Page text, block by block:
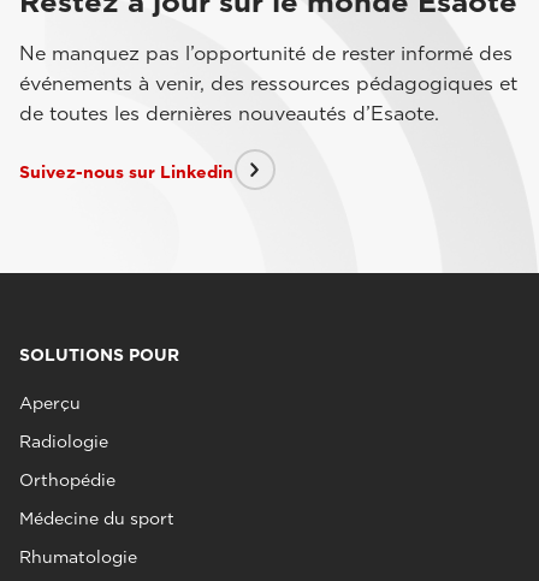
Ne manquez pas l’opportunité de rester informé des
événements à venir, des ressources pédagogiques et
de toutes les dernières nouveautés d’Esaote.
Suivez-nous sur Linkedin
SOLUTIONS POUR
Aperçu
Radiologie
Orthopédie
Médecine du sport
Rhumatologie